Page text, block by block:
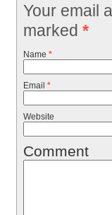
Your email
marked *
Name *
Email *
Website
Comment